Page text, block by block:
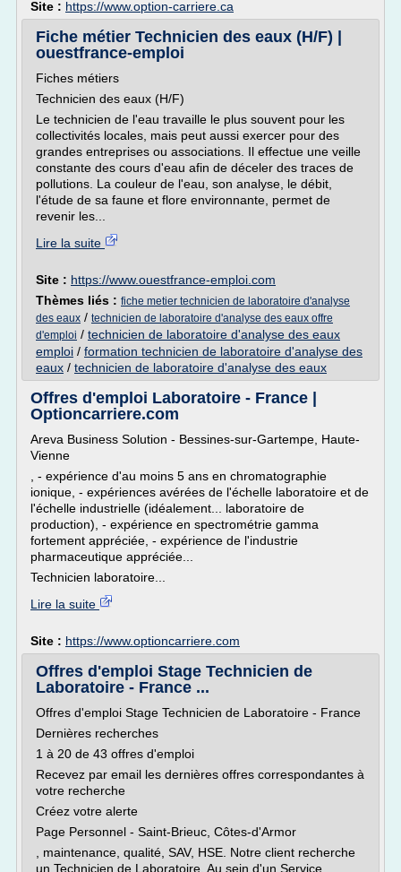
Site : https://www.option-carriere.ca
Fiche métier Technicien des eaux (H/F) |
ouestfrance-emploi
Fiches métiers
Technicien des eaux (H/F)
Le technicien de l'eau travaille le plus souvent pour les
collectivités locales, mais peut aussi exercer pour des
grandes entreprises ou associations. Il effectue une veille
constante des cours d'eau afin de déceler des traces de
pollutions. La couleur de l'eau, son analyse, le débit,
l'étude de sa faune et flore environnante, permet de
revenir les...
Lire la suite
Site : https://www.ouestfrance-emploi.com
Thèmes liés : fiche metier technicien de laboratoire d'analyse
des eaux / technicien de laboratoire d'analyse des eaux offre
d'emploi / technicien de laboratoire d'analyse des eaux
emploi / formation technicien de laboratoire d'analyse des
eaux / technicien de laboratoire d'analyse des eaux
Offres d'emploi Laboratoire - France |
Optioncarriere.com
Areva Business Solution - Bessines-sur-Gartempe, Haute-
Vienne
, - expérience d'au moins 5 ans en chromatographie
ionique, - expériences avérées de l'échelle laboratoire et de
l'échelle industrielle (idéalement... laboratoire de
production), - expérience en spectrométrie gamma
fortement appréciée, - expérience de l'industrie
pharmaceutique appréciée...
Technicien laboratoire...
Lire la suite
Site : https://www.optioncarriere.com
Offres d'emploi Stage Technicien de
Laboratoire - France ...
Offres d'emploi Stage Technicien de Laboratoire - France
Dernières recherches
1 à 20 de 43 offres d'emploi
Recevez par email les dernières offres correspondantes à
votre recherche
Créez votre alerte
Page Personnel - Saint-Brieuc, Côtes-d'Armor
, maintenance, qualité, SAV, HSE. Notre client recherche
un Technicien de Laboratoire. Au sein d'un Service